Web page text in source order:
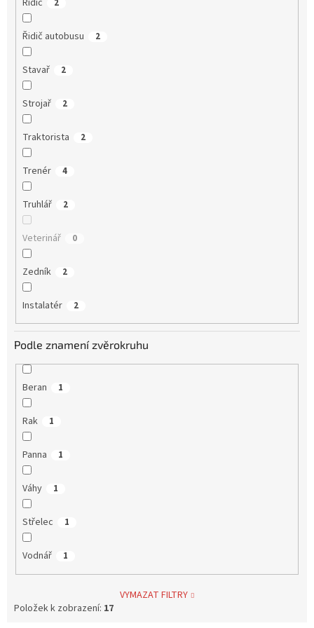
2
Řidič autobusu 2
Stavař 2
Strojař 2
Traktorista 2
Trenér 4
Truhlář 2
Veterinář 0
Zedník 2
Instalatér 2
Podle znamení zvěrokruhu
Beran 1
Rak 1
Panna 1
Váhy 1
Střelec 1
Vodnář 1
VYMAZAT FILTRY
Položek k zobrazení: 17